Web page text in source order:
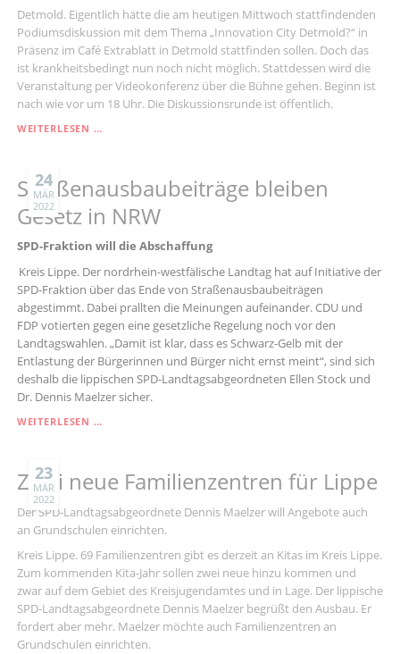
Detmold. Eigentlich hätte die am heutigen Mittwoch stattfindenden
Podiumsdiskussion mit dem Thema „Innovation City Detmold?“ in
Präsenz im Café Extrablatt in Detmold stattfinden sollen. Doch das
ist krankheitsbedingt nun noch nicht möglich. Stattdessen wird die
Veranstaltung per Videokonferenz über die Bühne gehen. Beginn ist
nach wie vor um 18 Uhr. Die Diskussionsrunde ist öffentlich.
WEITERLESEN …
DISKUSSION
STATT
PRÄSENZ-
VERANSTALTUNG
24
MÄR
2022
Straßenausbaubeiträge bleiben
Gesetz in NRW
SPD-Fraktion will die Abschaffung
Kreis Lippe. Der nordrhein-westfälische Landtag hat auf Initiative der
SPD-Fraktion über das Ende von Straßenausbaubeiträgen
abgestimmt. Dabei prallten die Meinungen aufeinander. CDU und
FDP votierten gegen eine gesetzliche Regelung noch vor den
Landtagswahlen. „Damit ist klar, dass es Schwarz-Gelb mit der
Entlastung der Bürgerinnen und Bürger nicht ernst meint“, sind sich
deshalb die lippischen SPD-Landtagsabgeordneten Ellen Stock und
Dr. Dennis Maelzer sicher.
WEITERLESEN …
RW
23
MÄR
2022
Zwei neue Familienzentren für Lippe
Der SPD-Landtagsabgeordnete Dennis Maelzer will Angebote auch
an Grundschulen einrichten.
Kreis Lippe. 69 Familienzentren gibt es derzeit an Kitas im Kreis Lippe.
Zum kommenden Kita-Jahr sollen zwei neue hinzu kommen und
zwar auf dem Gebiet des Kreisjugendamtes und in Lage. Der lippische
SPD-Landtagsabgeordnete Dennis Maelzer begrüßt den Ausbau. Er
fordert aber mehr. Maelzer möchte auch Familienzentren an
Grundschulen einrichten.